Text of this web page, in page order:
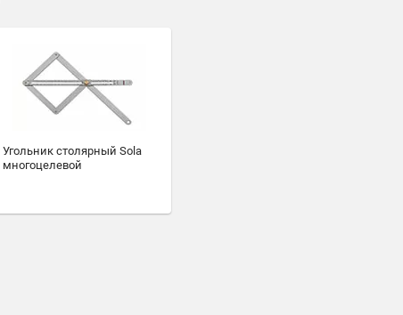
Угольник столярный Sola
многоцелевой